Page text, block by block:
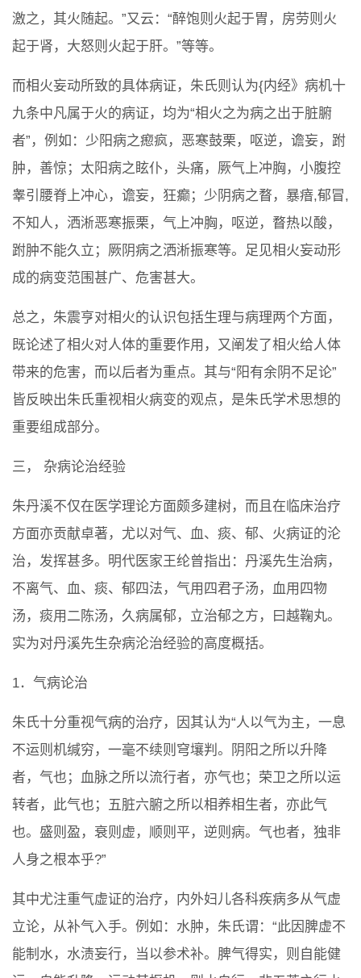
激之，其火随起。”又云：“醉饱则火起于胃，房劳则火
起于肾，大怒则火起于肝。”等等。
而相火妄动所致的具体病证，朱氏则认为{内经》病机十
九条中凡属于火的病证，均为“相火之为病之出于脏腑
者”，例如：少阳病之瘛疯，恶寒鼓栗，呕逆，谵妄，跗
肿，善惊；太阳病之眩仆，头痛，厥气上冲胸，小腹控
睾引腰脊上冲心，谵妄，狂癫；少阴病之瞀，暴瘖,郁冒,
不知人，洒淅恶寒振栗，气上冲胸，呕逆，瞀热以酸，
跗肿不能久立；厥阴病之洒淅振寒等。足见相火妄动形
成的病变范围甚广、危害甚大。
总之，朱震亨对相火的认识包括生理与病理两个方面，
既论述了相火对人体的重要作用，又阐发了相火给人体
带来的危害，而以后者为重点。其与“阳有余阴不足论”
皆反映出朱氏重视相火病变的观点，是朱氏学术思想的
重要组成部分。
三， 杂病论治经验
朱丹溪不仅在医学理论方面颇多建树，而且在临床治疗
方面亦贡献卓著，尤以对气、血、痰、郁、火病证的沦
治，发挥甚多。明代医家王纶曾指出：丹溪先生治病，
不离气、血、痰、郁四法，气用四君子汤，血用四物
汤，痰用二陈汤，久病属郁，立治郁之方，曰越鞠丸。
实为对丹溪先生杂病沦治经验的高度概括。
1．气病论治
朱氏十分重视气病的治疗，因其认为“人以气为主，一息
不运则机缄穷，一毫不续则穹壤判。阴阳之所以升降
者，气也；血脉之所以流行者，亦气也；荣卫之所以运
转者，此气也；五脏六腑之所以相养相生者，亦此气
也。盛则盈，衰则虚，顺则平，逆则病。气也者，独非
人身之根本乎?”
其中尤注重气虚证的治疗，内外妇儿各科疾病多从气虚
立论，从补气入手。例如：水肿，朱氏谓：“此因脾虚不
能制水，水渍妄行，当以参术补。脾气得实，则自能健